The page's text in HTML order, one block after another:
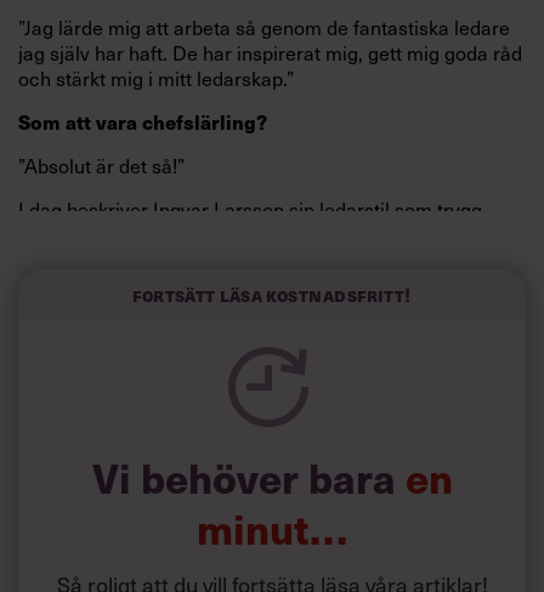
”Jag lärde mig att arbeta så genom de fantastiska ledare
jag själv har haft. De har inspirerat mig, gett mig goda råd
och stärkt mig i mitt ledarskap.”
Som att vara chefslärling?
”Absolut är det så!”
I dag beskriver Ingvar Larsson sin ledarstil som trygg.
Fortsätt läsa kostnadsfritt!
Vi behöver bara en
minut…
Så roligt att du vill fortsätta läsa våra artiklar!